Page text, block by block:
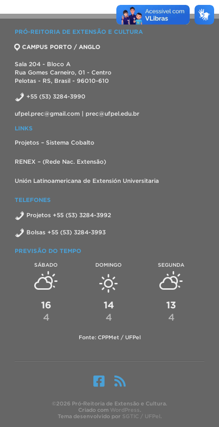
PRÓ-REITORIA DE EXTENSÃO E CULTURA
CAMPUS PORTO / ANGLO
Sala 204 - Bloco A
Rua Gomes Carneiro, 01 - Centro
Pelotas - RS, Brasil - 96010-610
+55 (53) 3284-3990
ufpel.prec@gmail.com | prec@ufpel.edu.br
LINKS
Projetos – Sistema Cobalto
RENEX – (Rede Nac. Extensão)
Unión Latinoamericana de Extensión Universitaria
TELEFONES
Projetos +55 (53) 3284-3992
Bolsas +55 (53) 3284-3993
PREVISÃO DO TEMPO
SÁBADO
16
4
DOMINGO
14
4
SEGUNDA
13
4
Fonte: CPPMet / UFPel
©2026 Pró-Reitoria de Extensão e Cultura.
Criado com WordPress.
Tema desenvolvido por SGTIC / UFPel.